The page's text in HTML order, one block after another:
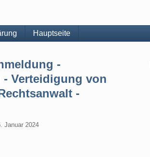
Hauptseite
-
- Verteidigung von
-
Januar 2024